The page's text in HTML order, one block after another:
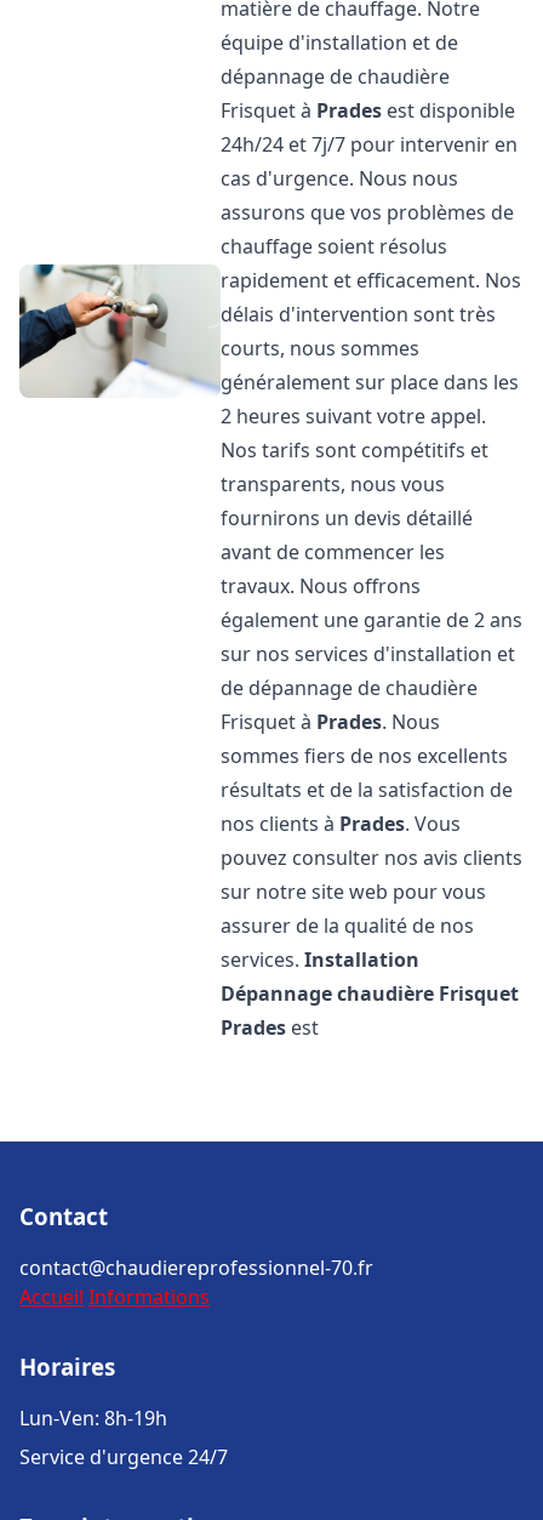
matière de chauffage. Notre
équipe d'installation et de
dépannage de chaudière
Frisquet à Prades est disponible
24h/24 et 7j/7 pour intervenir en
cas d'urgence. Nous nous
assurons que vos problèmes de
chauffage soient résolus
rapidement et efficacement. Nos
délais d'intervention sont très
courts, nous sommes
généralement sur place dans les
2 heures suivant votre appel.
Nos tarifs sont compétitifs et
transparents, nous vous
fournirons un devis détaillé
avant de commencer les
travaux. Nous offrons
également une garantie de 2 ans
sur nos services d'installation et
de dépannage de chaudière
Frisquet à Prades. Nous
sommes fiers de nos excellents
résultats et de la satisfaction de
nos clients à Prades. Vous
pouvez consulter nos avis clients
sur notre site web pour vous
assurer de la qualité de nos
services.Installation
Dépannage chaudière Frisquet
Prades est
Contact
contact@chaudiereprofessionnel-70.fr
Accueil Informations
Horaires
Lun-Ven: 8h-19h
Service d'urgence 24/7